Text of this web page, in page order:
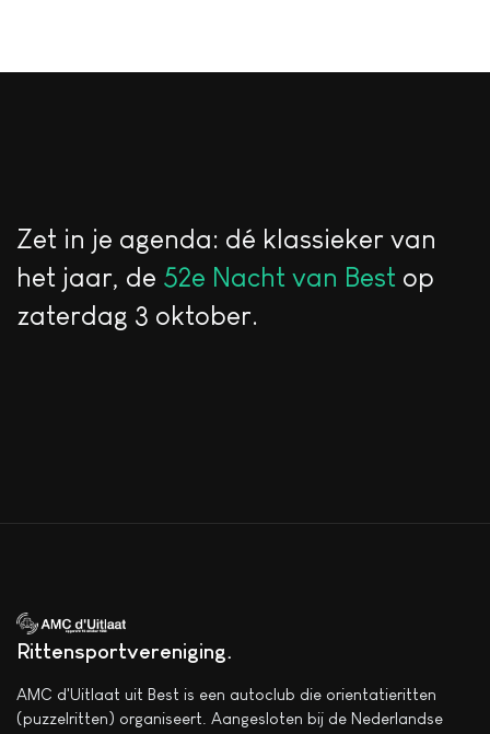
Zet in je agenda: dé klassieker van
het jaar, de 52e Nacht van Best op
zaterdag 3 oktober.
Rittensportvereniging
AMC d'Uitlaat uit Best is een autoclub die orientatieritten
(puzzelritten) organiseert. Aangesloten bij de Nederlandse